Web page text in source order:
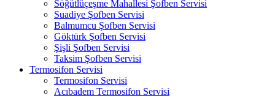
Söğütlüçeşme Mahallesi Şofben Servisi
Suadiye Şofben Servisi
Balmumcu Şofben Servisi
Göktürk Şofben Servisi
Şişli Şofben Servisi
Taksim Şofben Servisi
Termosifon Servisi
Termosifon Servisi
Acıbadem Termosifon Servisi